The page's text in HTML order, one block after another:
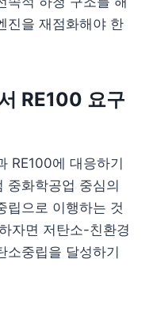
진을 재점화해야 한
RE100 요구
RE100에 대응하기
중화학공업 중심의
립으로 이행하는 것
자면 저탄소-친환경
소중립을 달성하기